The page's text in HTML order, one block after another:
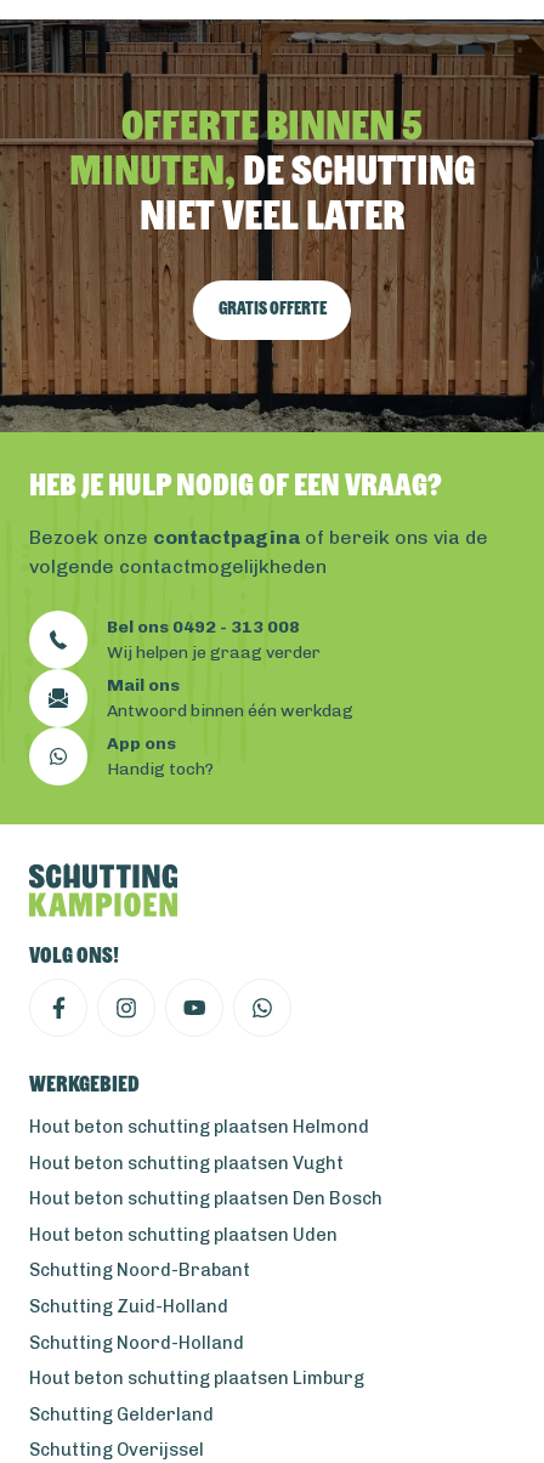
Offerte binnen 5
minuten,De schutting
niet veel later
Gratis offerte
Heb je hulp nodig of een vraag?
Bezoek onze contactpagina of bereik ons via de
volgende contactmogelijkheden
Bel ons 0492 - 313 008
Wij helpen je graag verder
Mail ons
Antwoord binnen één werkdag
App ons
Handig toch?
Volg ons!
Werkgebied
Hout beton schutting plaatsen Helmond
Hout beton schutting plaatsen Vught
Hout beton schutting plaatsen Den Bosch
Hout beton schutting plaatsen Uden
Schutting Noord-Brabant
Schutting Zuid-Holland
Schutting Noord-Holland
Hout beton schutting plaatsen Limburg
Schutting Gelderland
Schutting Overijssel